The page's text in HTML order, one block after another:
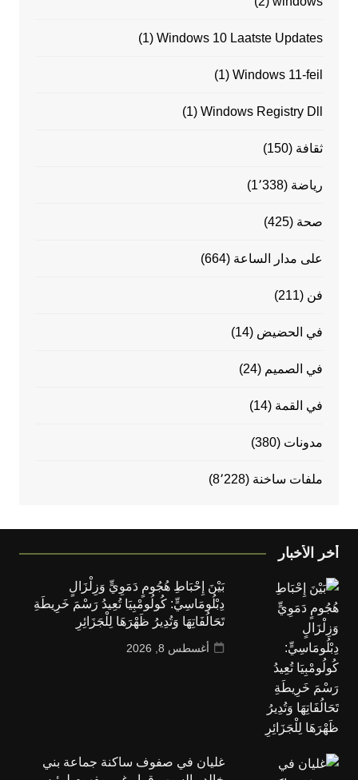
Windows 10 Laatste Updates
(1)
Windows 11-feil
(1)
Windows Registry Dll
(1)
ثقافة (150)
رياضة (1٬338)
صحة (425)
على مدار الساعة (664)
فن (211)
في الحضيض (14)
في الصميم (24)
في القمة (14)
مدونات (380)
ملفات ساخنة (8٬228)
أخر الأخبار
بَيْنَ إِحْبَاطِ هُجُومٍ دَمَوِيٍّ وَزِلْزَالٍ
دِبْلُومَاسِيٍّ: كُولُومْبِيَا تُعِيدُ رَسْمَ خَرِيطَةِ
تَحَالُفَاتِهَا وَتُدِيرُ ظَهْرَهَا لِلْجَزَائِرِ
أغسطس 8, 2026
غليان في صفوف ساكنة جماعة بني